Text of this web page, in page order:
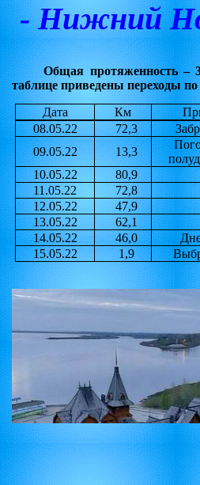
- Нижний
Общая протяженность –
таблице приведены переходы
Дата
Км
08.05.22
72,3
09.05.22
13,3
10.05.22
80,9
11.05.22
72,8
12.05.22
47,9
13.05.22
62,1
14.05.22
46,0
15.05.22
1,9